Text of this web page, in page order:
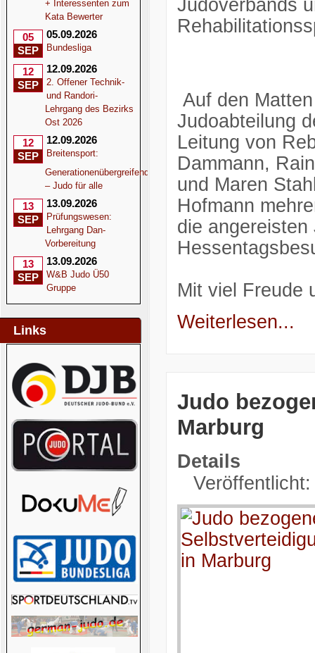
+ Interessenten zum
Kata Bewerter
05
SEP
05.09.2026
Bundesliga
12
SEP
12.09.2026
2. Offener Technik-
und Randori-
Lehrgang des Bezirks
Ost 2026
12
SEP
12.09.2026
Breitensport:
Generationenübergreifend
– Judo für alle
13
SEP
13.09.2026
Prüfungswesen:
Lehrgang Dan-
Vorbereitung
13
SEP
13.09.2026
W&B Judo Ü50
Gruppe
Links
Judoverbands
Auf den
Judoabteilung
Leitung von
Dammann,
und Maren
Hofmann
die
Mit viel Freude
Weiterlesen...
Judo
Marburg
Details